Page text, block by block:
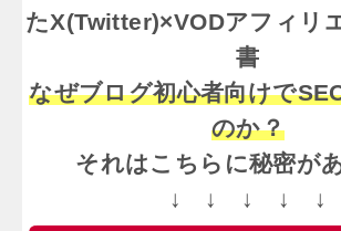
たX(Twitter)×VODアフィリ
書
なぜブログ初心者向けで
のか？
それはこちらに秘密が
↓ ↓ ↓ ↓ ↓